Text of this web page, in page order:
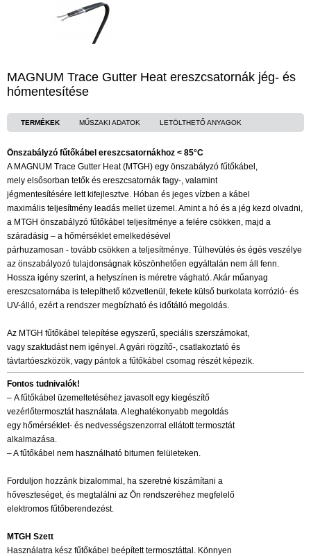
MAGNUM Trace Gutter Heat ereszcsatornák jég- és
hómentesítése
TERMÉKEK MŰSZAKI ADATOK LETÖLTHETŐ ANYAGOK
Önszabályzó fűtőkábel ereszcsatornákhoz < 85°C
A MAGNUM Trace Gutter Heat (MTGH) egy önszabályzó fűtőkábel,
mely elsősorban tetők és ereszcsatornák fagy-, valamint
jégmentesítésére lett kifejlesztve. Hóban és jeges vízben a kábel
maximális teljesítmény leadás mellet üzemel. Amint a hó és a jég kezd olvadni,
a MTGH önszabályzó fűtőkábel teljesítménye a felére csökken, majd a
száradásig – a hőmérséklet emelkedésével
párhuzamosan - tovább csökken a teljesítménye. Túlhevülés és égés veszélye
az önszabályozó tulajdonságnak köszönhetően egyáltalán nem áll fenn.
Hossza igény szerint, a helyszínen is méretre vágható. Akár műanyag
ereszcsatornába is telepíthető közvetlenül, fekete külső burkolata korrózió- és
UV-álló, ezért a rendszer megbízható és időtálló megoldás.
Az MTGH fűtőkábel telepítése egyszerű, speciális szerszámokat,
vagy szaktudást nem igényel. A gyári rögzítő-, csatlakoztató és
távtartóeszközök, vagy pántok a fűtőkábel csomag részét képezik.
Fontos tudnivalók!
– A fűtőkábel üzemeltetéséhez javasolt egy kiegészítő
vezérlőtermosztát használata. A leghatékonyabb megoldás
egy hőmérséklet- és nedvességszenzorral ellátott termosztát
alkalmazása.
– A fűtőkábel nem használható bitumen felületeken.
Forduljon hozzánk bizalommal, ha szeretné kiszámítani a
hőveszteséget, és megtalálni az Ön rendszeréhez megfelelő
elektromos fűtőberendezést.
MTGH Szett
Használatra kész fűtőkábel beépített termosztáttal. Könnyen